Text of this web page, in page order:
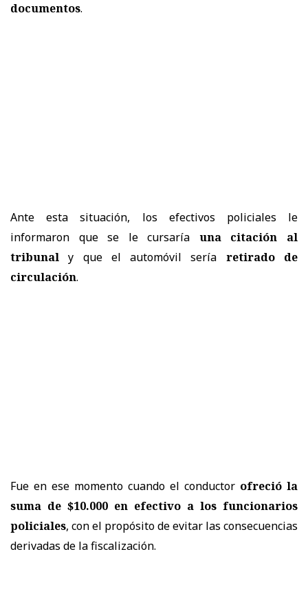
documentos.
Ante esta situación, los efectivos policiales le
informaron que se le cursaría una citación al
tribunal y que el automóvil sería retirado de
circulación.
Fue en ese momento cuando el conductor ofreció la
suma de $10.000 en efectivo a los funcionarios
policiales, con el propósito de evitar las consecuencias
derivadas de la fiscalización.